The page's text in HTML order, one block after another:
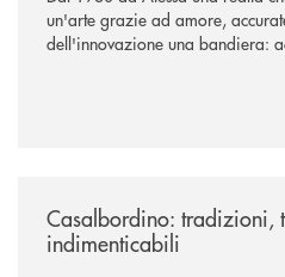
un'arte grazie ad amore,
dell'innovazione una bandiera:
Casalbordino: tradizioni,
indimenticabili